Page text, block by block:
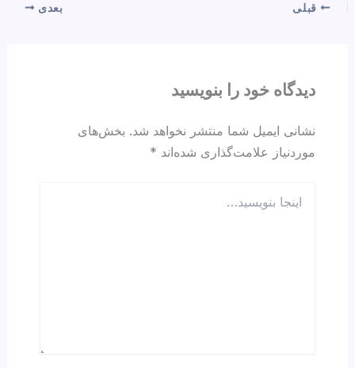
e
o
k
p
قبلی بعدی
دیدگاه‌ خود را بنویسید
نشانی ایمیل شما منتشر نخواهد شد. بخش‌های
موردنیاز علامت‌گذاری شده‌اند *
بنویسید…